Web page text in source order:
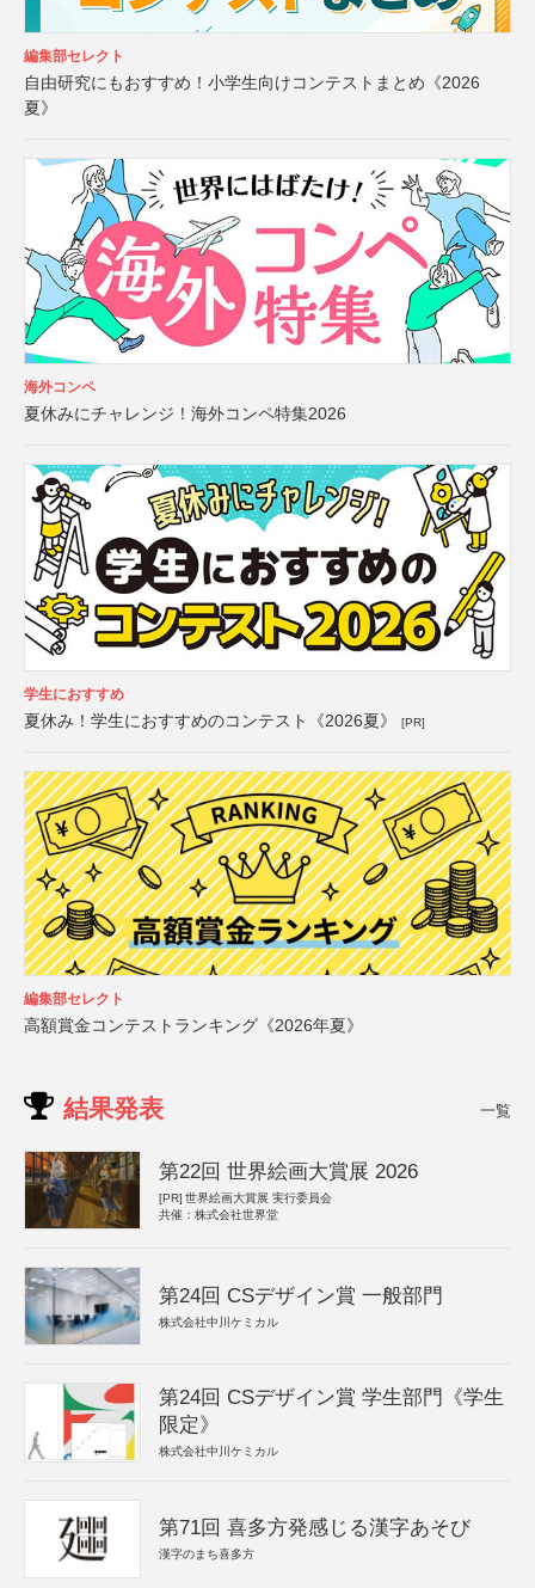
編集部セレクト
自由研究にもおすすめ！小学生向けコンテストまとめ《2026
夏》
海外コンペ
夏休みにチャレンジ！海外コンペ特集2026
学生におすすめ
夏休み！学生におすすめのコンテスト《2026夏》 [PR]
編集部セレクト
高額賞金コンテストランキング《2026年夏》
結果発表 一覧
第22回 世界絵画大賞展 2026
[PR] 世界絵画大賞展 実行委員会
共催：株式会社世界堂
第24回 CSデザイン賞 一般部門
株式会社中川ケミカル
第24回 CSデザイン賞 学生部門《学生
限定》
株式会社中川ケミカル
第71回 喜多方発感じる漢字あそび
漢字のまち喜多方